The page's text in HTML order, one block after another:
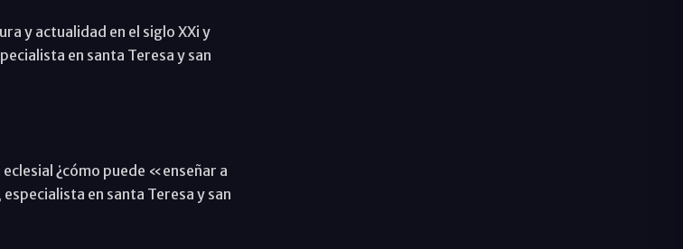
y actualidad en el siglo XXi y
en santa Teresa y san
¿cómo puede «enseñar a
en santa Teresa y san